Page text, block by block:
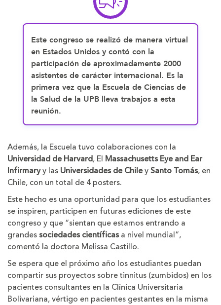
Este congreso se realizó de manera virtual
en Estados Unidos y contó con la
participación de aproximadamente 2000
asistentes de carácter internacional. Es la
primera vez que la Escuela de Ciencias de
la Salud de la UPB lleva trabajos a esta
reunión.
Además, la Escuela tuvo colaboraciones con la
Universidad de Harvard, El Massachusetts Eye and Ear
Infirmaryy las Universidades de ChileySanto Tomás, en
Chile, con un total de 4 posters.
Este hecho es una oportunidad para que los estudiantes
se inspiren, participen en futuras ediciones de este
congreso y que “sientan que estamos entrando a
grandessociedades científicas a nivel mundial”,
comentó la doctora Melissa Castillo.
Se espera que el próximo año los estudiantes puedan
compartir sus proyectos sobre tinnitus (zumbidos) en los
pacientes consultantes en la Clínica Universitaria
Bolivariana, vértigo en pacientes gestantes en la misma